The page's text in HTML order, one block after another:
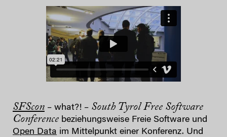
SFScon – what?! – South Tyrol Free Software
Conference beziehungsweise Freie Software und
Open Data im Mittelpunkt einer Konferenz. Und